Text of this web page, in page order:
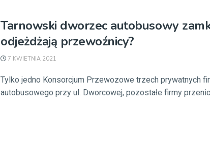
Tarnowski dworzec autobusowy
odjeżdżają przewoźnicy?
7 KWIETNIA 2021
Tylko jedno Konsorcjum Przewozowe trzech prywatnych
autobusowego przy ul. Dworcowej, pozostałe firmy